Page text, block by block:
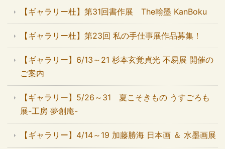
【ギャラリー杜】第31回書作展 The翰墨 KanBoku
【ギャラリー杜】第23回 私の手仕事展作品募集！
【ギャラリー】6/13～21 杉本玄覚貞光 不易展 開催の
ご案内
【ギャラリー】5/26～31 夏こそきもの うすごろも
展-工房 夢創庵-
【ギャラリー】4/14～19 加藤勝海 日本画 ＆ 水墨画展